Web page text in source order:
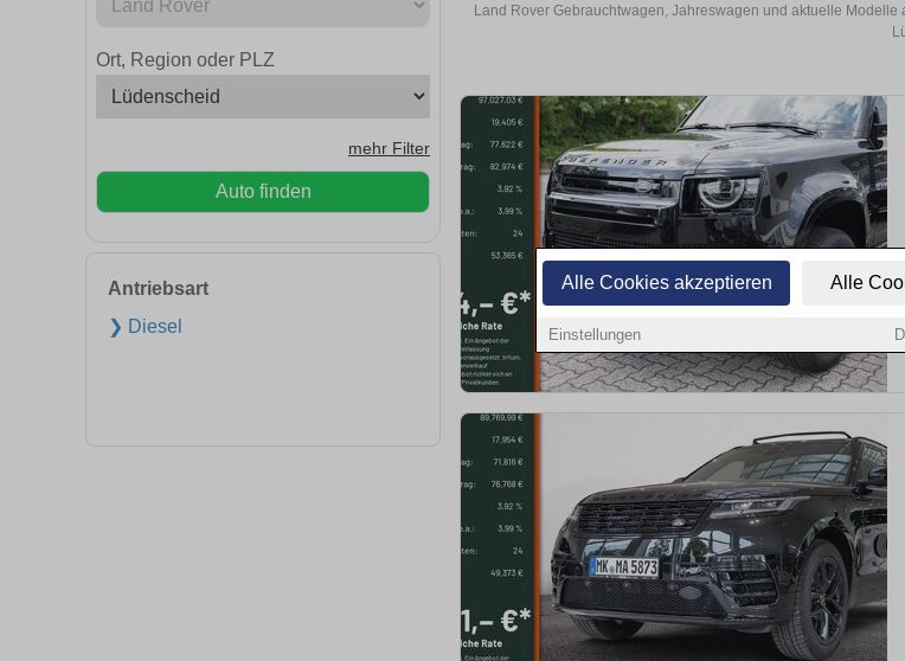
Alle Cookies akzeptieren Alle
Einstellungen
Ort, Region oder PLZ
mehr Filter
Auto finden
Antriebsart
❯ Diesel
Land Rover Gebrauchtwagen, Jahreswagen und aktuelle